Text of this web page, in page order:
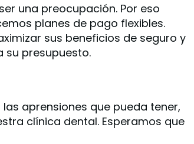
una preocupación. Por eso
planes de pago flexibles.
sus beneficios de seguro y
su presupuesto.
aprensiones que pueda tener,
clínica dental. Esperamos que